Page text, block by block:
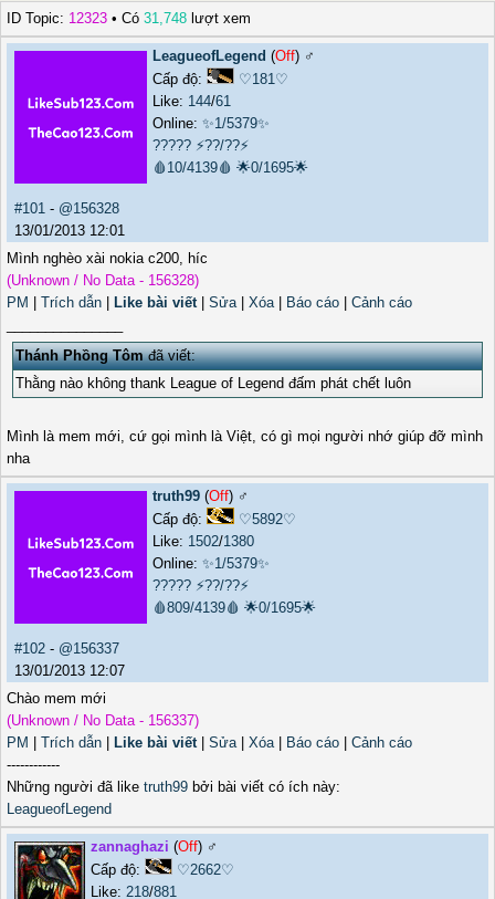
ID Topic: 12323 • Có 31,748 lượt xem
LeagueofLegend (Off) ♂️
Cấp độ:
♡181♡
Like: 144/61
Online: ✨1/5379✨
????? ⚡??/??⚡
🩸10/4139🩸 🌟0/1695🌟
#101 - @156328
13/01/2013 12:01
Mình nghèo xài nokia c200, híc
(Unknown / No Data - 156328)
PM
Trích dẫn Like bài viết| Sửa| Xóa| Báo cáo
Cảnh cáo
Thánh Phồng Tômđã viết:
Thằng nào không thank League of Legend đấm phát chết luôn
Mình là mem mới, cứ gọi mình là Việt, có gì mọi người nhớ giúp đỡ mình
nha
truth99 (Off) ♂️
Cấp độ:
♡5892♡
Like: 1502/1380
Online: ✨1/5379✨
????? ⚡??/??⚡
🩸809/4139🩸 🌟0/1695🌟
#102 - @156337
13/01/2013 12:07
Chào mem mới
(Unknown / No Data - 156337)
PM
Trích dẫn Like bài viết| Sửa| Xóa| Báo cáo
Cảnh cáo
------------
Những người đã like truth99 bởi bài viết có ích này:
LeagueofLegend
zannaghazi (Off) ♂️
Cấp độ:
♡2662♡
Like: 218/881